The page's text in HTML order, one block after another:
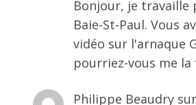
Bonjour, je travaille
Baie-St-Paul. Vous
vidéo sur l'arnaque
pourriez-vous me
Philippe Beaudrysur